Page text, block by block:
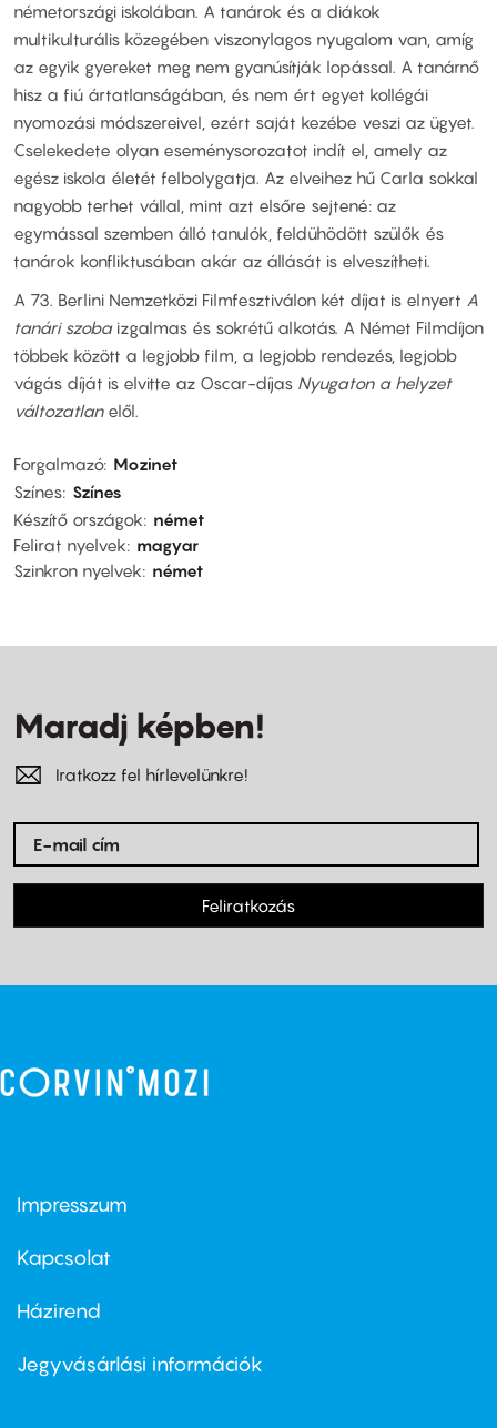
németországi iskolában. A tanárok és a diákok
multikulturális közegében viszonylagos nyugalom van, amíg
az egyik gyereket meg nem gyanúsítják lopással. A tanárnő
hisz a fiú ártatlanságában, és nem ért egyet kollégái
nyomozási módszereivel, ezért saját kezébe veszi az ügyet.
Cselekedete olyan eseménysorozatot indít el, amely az
egész iskola életét felbolygatja. Az elveihez hű Carla sokkal
nagyobb terhet vállal, mint azt elsőre sejtené: az
egymással szemben álló tanulók, feldühödött szülők és
tanárok konfliktusában akár az állását is elveszítheti.
A 73. Berlini Nemzetközi Filmfesztiválon két díjat is elnyert A
tanári szobaizgalmas és sokrétű alkotás. A Német Filmdíjon
többek között a legjobb film, a legjobb rendezés, legjobb
vágás díját is elvitte az Oscar-díjas Nyugaton a helyzet
változatlanelől.
Forgalmazó Mozinet
Színes Színes
Készítő országok
német
Felirat nyelvek
magyar
Szinkron nyelvek
német
Maradj képben!
Iratkozz fel hírlevelünkre!
Feliratkozás
Footer
first
Impresszum
Kapcsolat
Footer
second
Házirend
Jegyvásárlási információk